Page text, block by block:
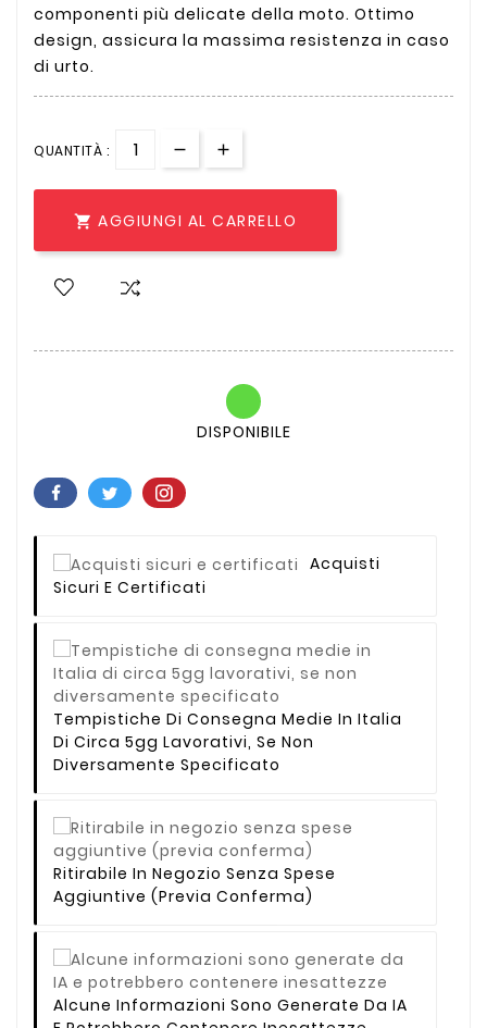
componenti più delicate della moto. Ottimo
design, assicura la massima resistenza in caso
di urto.
QUANTITÀ :
 AGGIUNGI AL CARRELLO
DISPONIBILE
Acquisti
Sicuri E Certificati
Tempistiche Di Consegna Medie In Italia
Di Circa 5gg Lavorativi, Se Non
Diversamente Specificato
Ritirabile In Negozio Senza Spese
Aggiuntive (previa Conferma)
Alcune Informazioni Sono Generate Da IA